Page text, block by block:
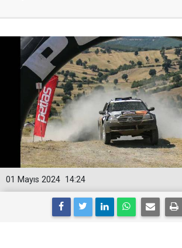
14:24
01 Mayıs 2024